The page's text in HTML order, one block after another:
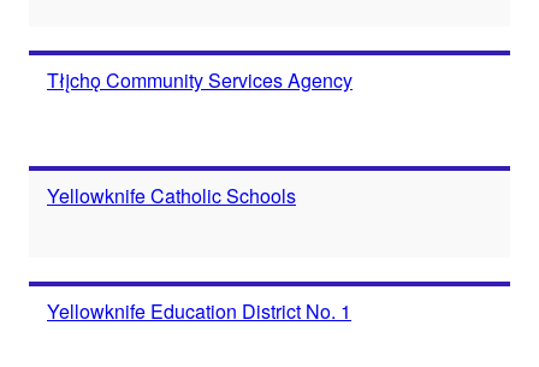
Tłįchǫ Community Services Agency
Yellowknife Catholic Schools
Yellowknife Education District No. 1